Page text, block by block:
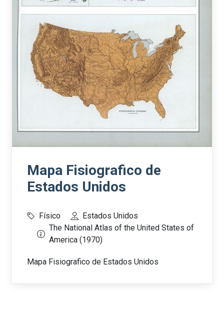
Mapa Fisiografico de
Estados Unidos
Físico
Estados Unidos
The National Atlas of the United States of
America (1970)
Mapa Fisiografico de Estados Unidos